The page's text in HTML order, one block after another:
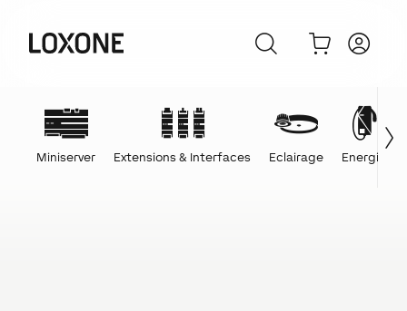
Miniserver Extensions & Interfaces Eclairage Energie